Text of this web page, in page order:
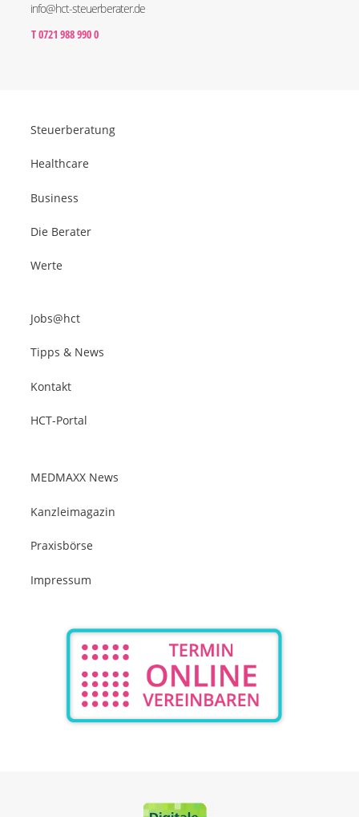
info@hct-steuerberater.de
T 0721 988 990 0
Steuerberatung
Healthcare
Business
Die Berater
Werte
Jobs@hct
Tipps & News
Kontakt
HCT-Portal
MEDMAXX News
Kanzleimagazin
Praxisbörse
Impressum